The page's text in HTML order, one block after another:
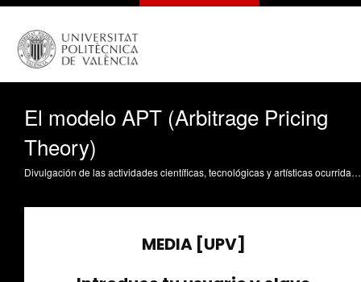
El modelo APT (Arbitrage Pricing
Theory)
Divulgación de las actividades científicas, tecnológicas y artísticas ocurridas en los tres campus de la UPV